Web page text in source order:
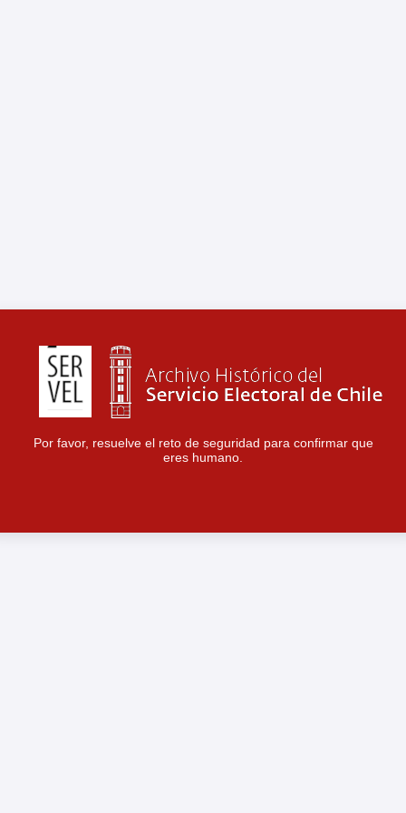
Por favor, resuelve el reto de seguridad para confirmar que
eres humano.